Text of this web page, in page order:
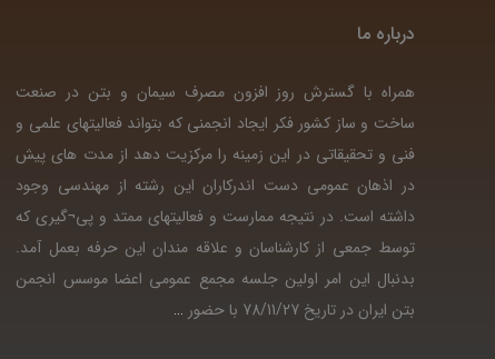
درباره ما
همراه با گسترش روز افزون مصرف سیمان و بتن در صنعت
ساخت و ساز کشور فکر ایجاد انجمنی که بتواند فعالیتهای علمی و
فنی و تحقیقاتی در این زمینه را مرکزیت دهد از مدت های پیش
در اذهان عمومی دست اندرکاران این رشته از مهندسی وجود
داشته است. در نتیجه ممارست و فعالیتهای ممتد و پی¬گیری که
توسط جمعی از کارشناسان و علاقه مندان این حرفه بعمل آمد.
بدنبال این امر اولین جلسه مجمع عمومی اعضا موسس انجمن
بتن ایران در تاریخ 78/11/27 با حضور
…